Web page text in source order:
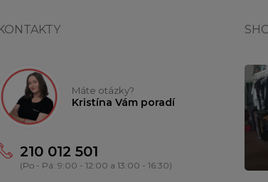
KONTAKTY
Máte otázky?
Kristína Vám poradí
210 012 501
(Po - Pá: 9:00 - 12:00 a 13:00 - 16:30)